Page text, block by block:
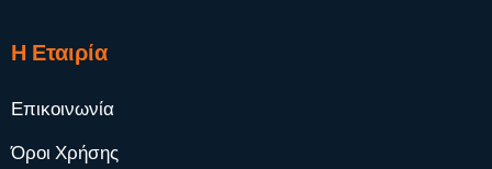
Η Εταιρία
Επικοινωνία
Όροι Χρήσης